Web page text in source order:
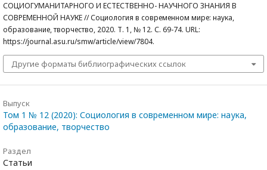
СОЦИОГУМАНИТАРНОГО И ЕСТЕСТВЕННО- НАУЧНОГО ЗНАНИЯ В
СОВРЕМЕННОЙ НАУКЕ // Социология в современном мире: наука,
образование, творчество, 2020. Т. 1, № 12. С. 69-74. URL:
https://journal.asu.ru/smw/article/view/7804.
Другие форматы библиографических ссылок
Выпуск
Том 1 № 12 (2020): Социология в современном мире: наука,
образование, творчество
Раздел
Статьи